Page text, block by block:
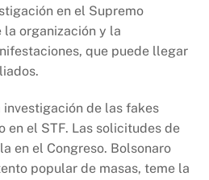
en el Supremo
organización y la
que puede llegar
investigación de las fakes
en el STF. Las solicitudes de
en el Congreso. Bolsonaro
popular de masas, teme la